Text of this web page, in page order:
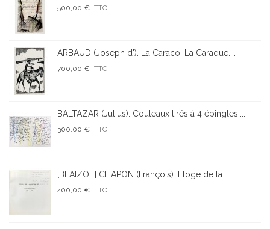
500,00 € TTC
ARBAUD (Joseph d'). La Caraco. La Caraque....
700,00 € TTC
BALTAZAR (Julius). Couteaux tirés à 4 épingles....
300,00 € TTC
[BLAIZOT] CHAPON (François). Eloge de la...
400,00 € TTC